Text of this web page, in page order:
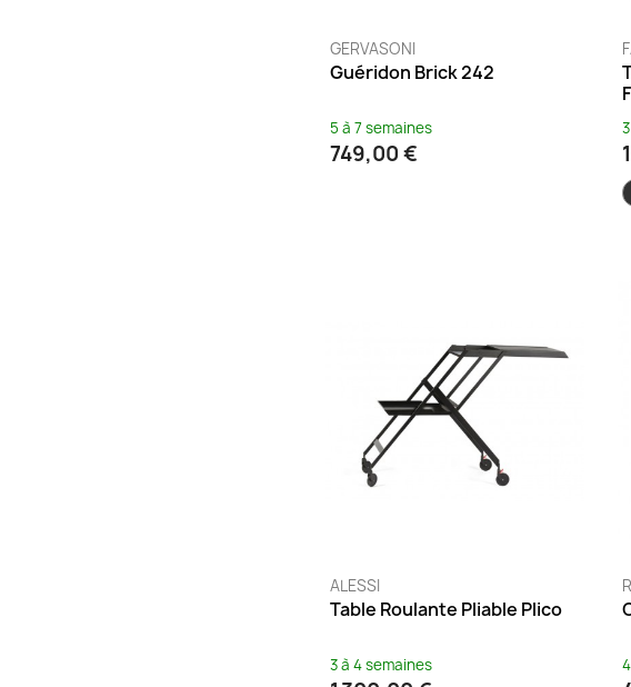
GERVASONI
Guéridon Brick 242
5 à 7 semaines
749,00 €
ALESSI
Table Roulante Pliable Plico
3 à 4 semaines